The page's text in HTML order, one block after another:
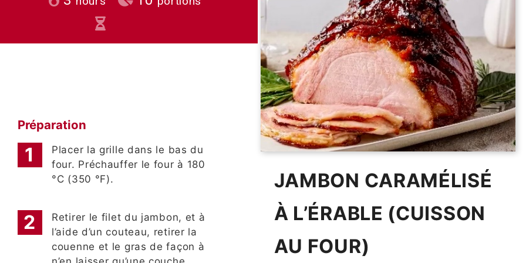
Préparation
Placer la grille dans le bas du
four. Préchauffer le four à 180
°C (350 °F).
Retirer le filet du jambon, et à
l’aide d’un couteau, retirer la
couenne et le gras de façon à
JAMBON CARAMÉLISÉ
À L’ÉRABLE (CUISSON
AU FOUR)